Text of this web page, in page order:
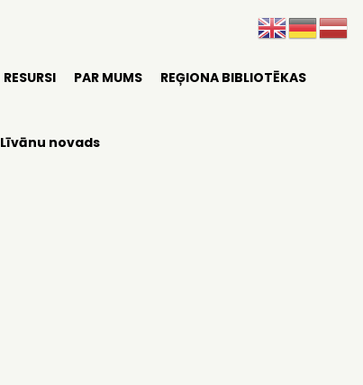
RESURSI PAR MUMS REĢIONA BIBLIOTĒKAS
Līvānu novads